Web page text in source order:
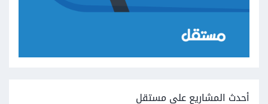
أحدث المشاريع على مستقل